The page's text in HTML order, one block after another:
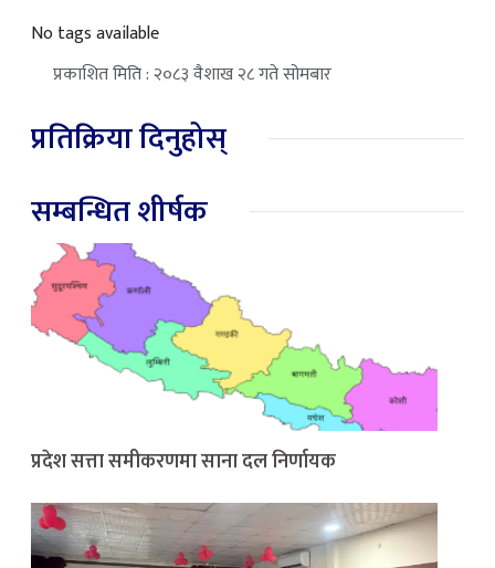
No tags available
प्रकाशित मिति : २०८३ वैशाख २८ गते सोमबार
प्रतिक्रिया दिनुहोस्
सम्बन्धित शीर्षक
प्रदेश सत्ता समीकरणमा साना दल निर्णायक